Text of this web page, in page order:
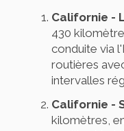
Californie -
430
conduite via
routières
intervalles
Californie -
kilomètres,